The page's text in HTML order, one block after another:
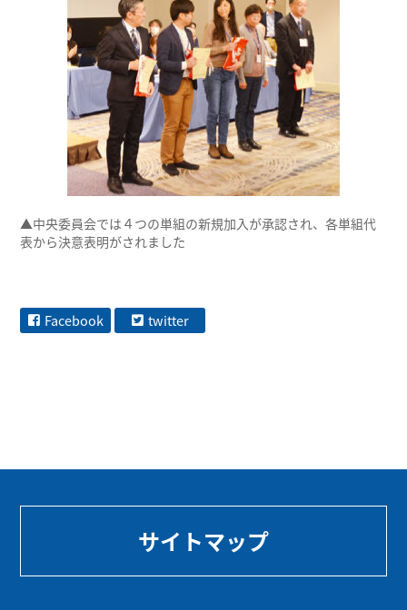
▲中央委員会では４つの単組の新規加入が承認され、各単組代
表から決意表明がされました
Facebook twitter
サイトマップ